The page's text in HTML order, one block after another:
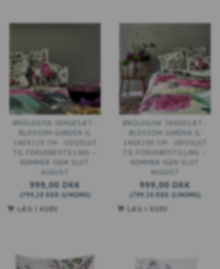
ØKOLOGISK SENGESÆT -
BLOSSOM GARDEN JL
140X220 CM - UDSOLGT
TIL FORUDBESTILLING –
KOMMER IGEN SLUT
AUGUST
999,00 DKK
799,20 DKK U/MOMS)
LÆG I KURV
ØKOLOGISK SENGESÆT -
BLOSSOM GARDEN JL
140X200 CM - UDSOLGT
TIL FORUDBESTILLING –
KOMMER IGEN SLUT
AUGUST
999,00 DKK
799,20 DKK U/MOMS)
LÆG I KURV